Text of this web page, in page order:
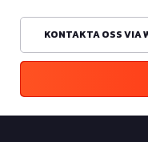
KONTAKTA OSS VIA